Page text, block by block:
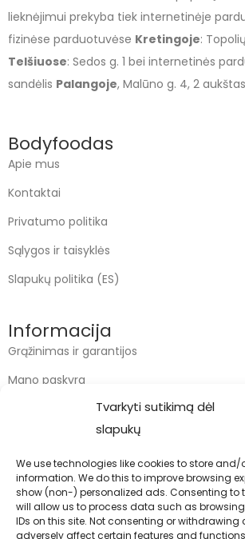
Tvarkyti sutikimą dėl
slapukų
We use technologies like cookies to store
information. We do this to improve browsing
show (non-) personalized ads. Consenting to
will allow us to process data such as
IDs on this site. Not consenting or withdrawing
adversely affect certain features and
lieknėjimui prekyba tiek internetinėje
fizinėse parduotuvėse Kretingoje:
Telšiuose: Sedos g. 1 bei internetinės
sandėlis Palangoje, Malūno g. 4, 2
Bodyfoodas
Apie mus
Kontaktai
Privatumo politika
Sąlygos ir taisyklės
Slapukų politika (ES)
Informacija
Grąžinimas ir garantijos
Mano paskyra
Kontaktai
info@bodyfoodas.lt
+370 600 77017